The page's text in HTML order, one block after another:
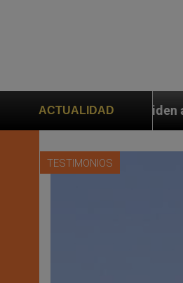
ACTUALIDAD
ayuda a Marco Rubio ante
TESTIMONIOS